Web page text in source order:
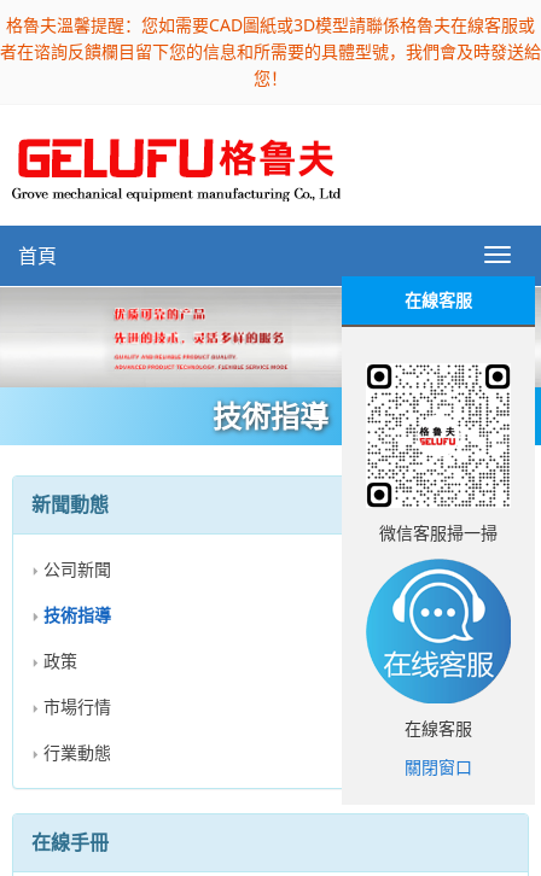
格魯夫溫馨提醒：您如需要CAD圖紙或3D模型請聯係格魯夫在線客服或
者在谘詢反饋欄目留下您的信息和所需要的具體型號，我們會及時發送給
您！
首頁
技術指導
新聞動態
公司新聞
技術指導
政策
市場行情
行業動態
在線手冊
在線客服
微信客服掃一掃
在線客服
關閉窗口